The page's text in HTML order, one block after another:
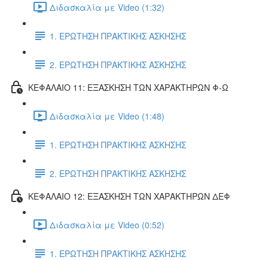
Διδασκαλία με Video (1:32)
1. ΕΡΩΤΗΣΗ ΠΡΑΚΤΙΚΗΣ ΑΣΚΗΣΗΣ
2. ΕΡΩΤΗΣΗ ΠΡΑΚΤΙΚΗΣ ΑΣΚΗΣΗΣ
ΚΕΦΑΛΑΙΟ 11: ΕΞΑΣΚΗΣΗ ΤΩΝ ΧΑΡΑΚΤΗΡΩΝ Φ-Ω
Διδασκαλία με Video (1:48)
1. ΕΡΩΤΗΣΗ ΠΡΑΚΤΙΚΗΣ ΑΣΚΗΣΗΣ
2. ΕΡΩΤΗΣΗ ΠΡΑΚΤΙΚΗΣ ΑΣΚΗΣΗΣ
ΚΕΦΑΛΑΙΟ 12: ΕΞΑΣΚΗΣΗ ΤΩΝ ΧΑΡΑΚΤΗΡΩΝ ΔΕΦ
Διδασκαλία με Video (0:52)
1. ΕΡΩΤΗΣΗ ΠΡΑΚΤΙΚΗΣ ΑΣΚΗΣΗΣ